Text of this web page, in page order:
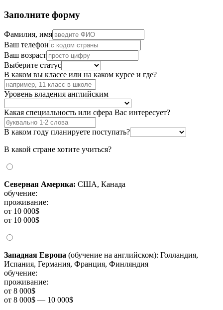
Заполните форму
Фамилия, имя
Ваш телефон
Ваш возраст
Выберите статус
В каком вы классе или на каком курсе и где?
Уровень владения английским
Какая специальность или сфера Вас интересует?
В каком году планируете поступать?
В какой стране хотите учиться?
Северная Америка: США, Канада
обучение:
проживание:
от 10 000$
от 10 000$
Западная Европа (обучение на английском): Голландия,
Испания, Германия, Франция, Финляндия
обучение:
проживание:
от 8 000$
от 8 000$ — 10 000$